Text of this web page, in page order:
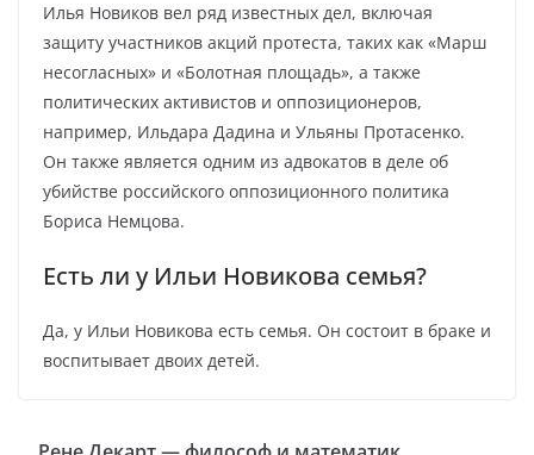
Илья Новиков вел ряд известных дел, включая
защиту участников акций протеста, таких как «Марш
несогласных» и «Болотная площадь», а также
политических активистов и оппозиционеров,
например, Ильдара Дадина и Ульяны Протасенко.
Он также является одним из адвокатов в деле об
убийстве российского оппозиционного политика
Бориса Немцова.
Есть ли у Ильи Новикова семья?
Да, у Ильи Новикова есть семья. Он состоит в браке и
воспитывает двоих детей.